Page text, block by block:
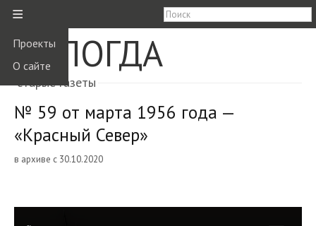
≡
Проекты
О сайте
ВОЛОГДА
старые газеты
№ 59 от марта 1956 года —
«Красный Север»
в архиве с 30.10.2020